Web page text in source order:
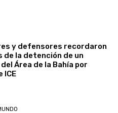
y defensores recordaron
de la detención de un
Área de la Bahía por
ICE